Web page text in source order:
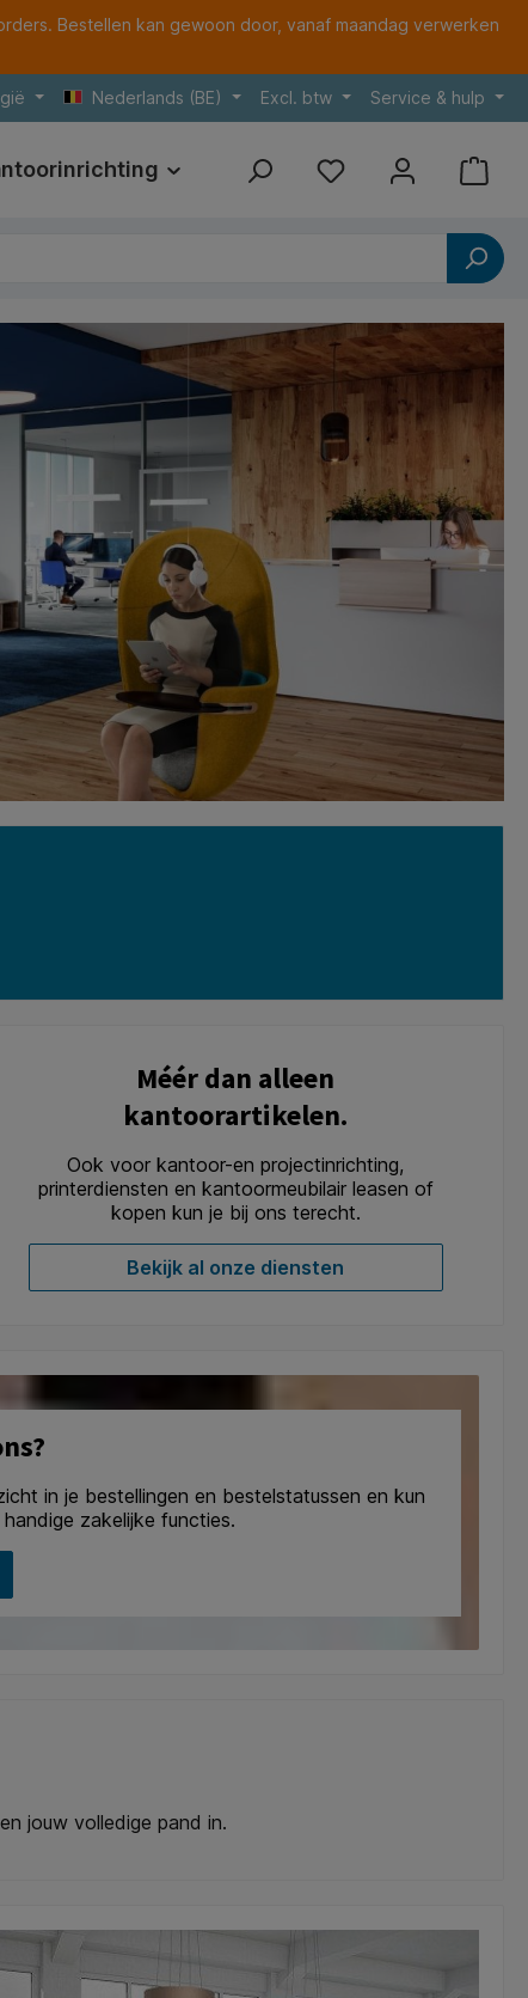
Bestellen kan gewoon door, vanaf maandag verwerken
Nederlands (BE) Excl. btw Service & hulp
Print Referenties
Méér dan alleen
kantoorartikelen.
Ook voor kantoor-en projectinrichting,
printerdiensten en kantoormeubilair leasen of
kopen kun je bij ons terecht.
Bekijk al onze diensten
in je bestellingen en bestelstatussen en kun
zakelijke functies.
jouw volledige pand in.